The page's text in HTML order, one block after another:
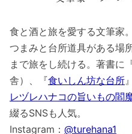
食と酒と旅を愛する文筆家
つまみと台所道具がある場
まで旅をし続ける。著書に
舎）、『食いしん坊な台所
レヅレハナコの旨いもの閻
綴るSNSも人気。
Instagram： @turehana1